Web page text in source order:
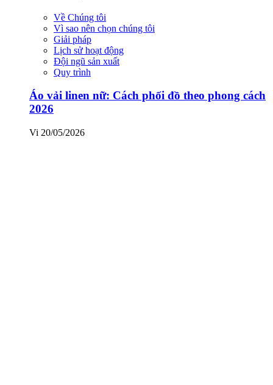
Về Chúng tôi
Vì sao nên chọn chúng tôi
Giải pháp
Lịch sử hoạt động
Đội ngũ sản xuất
Quy trình
Áo vải linen nữ: Cách phối đồ theo phong cách
2026
Vi 20/05/2026